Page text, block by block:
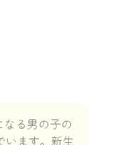
なる男の子の
います。新生